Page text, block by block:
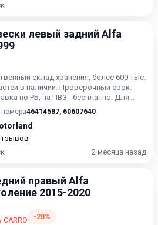
левый задний Alfa
склад хранения, более 600 тыс.
в наличии. Проверочный срок.
по РБ, на ПВЗ - бесплатно. Для
актуальн...
номера46414587, 60607640
2 месяца назад
правый Alfa
2015-2020
CARRO -20%